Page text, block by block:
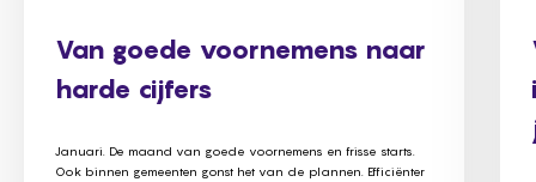
Van goede voornemens naar
harde cijfers
Januari. De maand van goede voornemens en frisse starts.
Ook binnen gemeenten gonst het van de plannen. Efficiënter